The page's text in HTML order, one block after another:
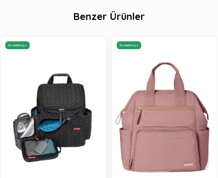
Benzer Ürünler
Ücretsiz Kargo Ücretsiz Kargo